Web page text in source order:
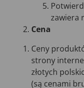
zawiera
Cena
Ceny
strony
złotych
(są cenami